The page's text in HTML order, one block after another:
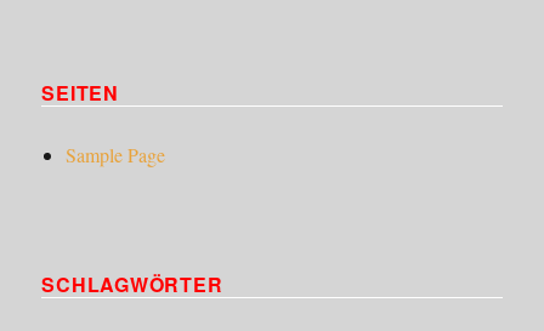
SEITEN
Sample Page
SCHLAGWÖRTER